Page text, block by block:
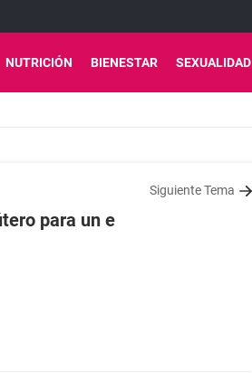
NUTRICIÓN BIENESTAR SEXUALIDAD
Siguiente Tema
para un e